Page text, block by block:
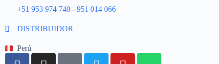
+51 953 974 740 - 951 014 066
DISTRIBUIDOR
Perú